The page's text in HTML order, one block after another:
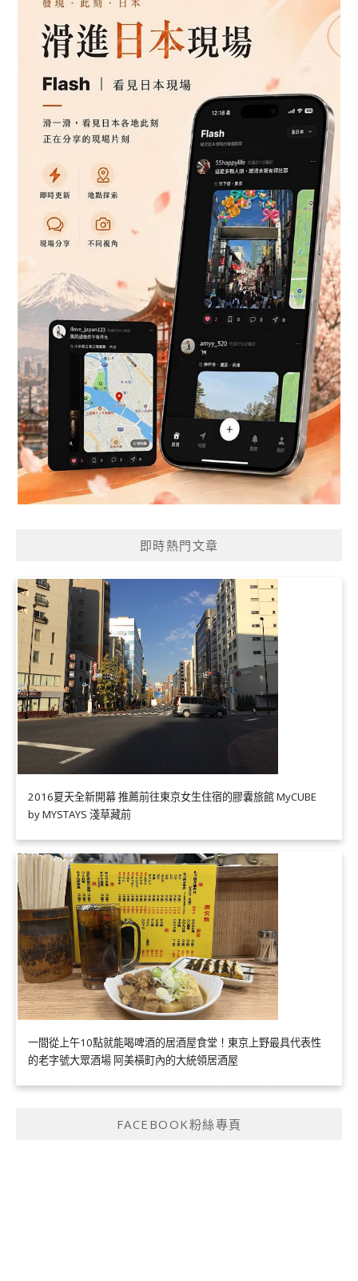
即時熱門文章
2016夏天全新開幕 推薦前往東京女生住宿的膠囊旅館 MyCUBE
by MYSTAYS 淺草藏前
一間從上午10點就能喝啤酒的居酒屋食堂！東京上野最具代表性
的老字號大眾酒場 阿美橫町內的大統領居酒屋
FACEBOOK粉絲專頁